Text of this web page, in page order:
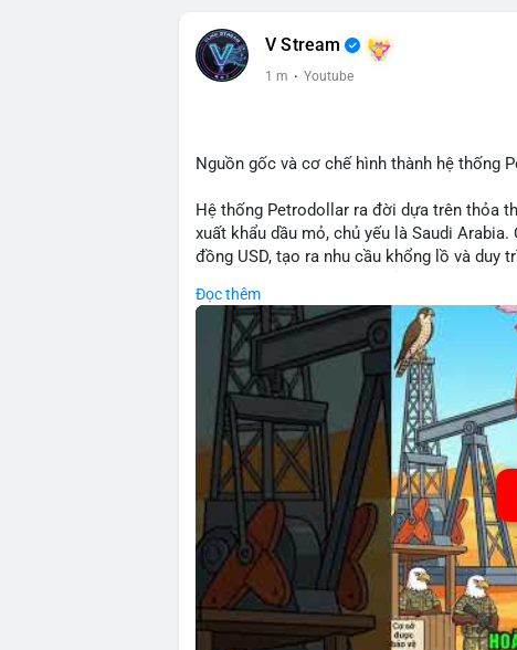
V Stream
1 m · Youtube
Nguồn gốc và cơ chế hình thành hệ thống
Hệ thống Petrodollar ra đời dựa trên thỏa
xuất khẩu dầu mỏ, chủ yếu là Saudi
đồng USD, tạo ra nhu cầu khổng lồ và
mạnh tài chính Mỹ và ảnh hưởng trực tiếp
🎥 Xem video trực tiếp tại:
Nguồn: Cú Thông Thái
Đọc thêm